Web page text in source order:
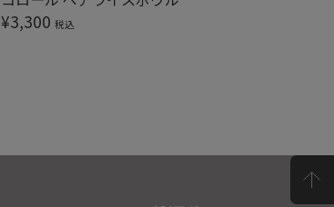
¥3,300 税込